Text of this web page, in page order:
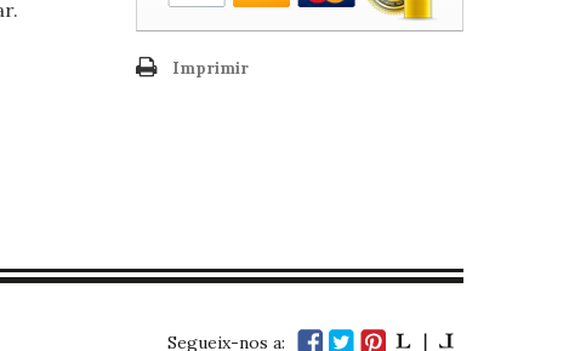
Imprimir
Segueix-nos a: